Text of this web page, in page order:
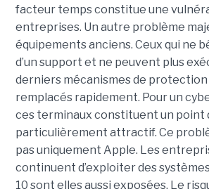
facteur temps constitue une
entreprises. Un autre problème
équipements anciens. Ceux qui ne
d’un support et ne peuvent plus
derniers mécanismes de
remplacés rapidement. Pour un
ces terminaux constituent un point
particulièrement attractif. Ce
pas uniquement Apple. Les
continuent d’exploiter des
10 sont elles aussi exposées. Le